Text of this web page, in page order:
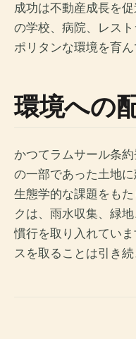
成功は不動産成長を
の学校、病院、レス
ポリタンな環境を育ん
環境への
かつてラムサール条
の一部であった土地に
生態学的な課題をも
クは、雨水収集、緑
慣行を取り入れてい
スを取ることは引き続